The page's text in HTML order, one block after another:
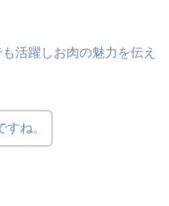
活躍しお肉の魅力を伝え
ね。